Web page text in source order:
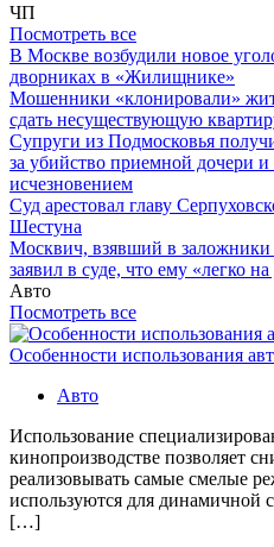
ЧП
Посмотреть все
В Москве возбудили новое
дворниках в «Жилищнике»
Мошенники «клонировали»
сдать несуществующую
Супруги из Подмосковья
за убийство приемной дочери и
исчезновением
Суд арестовал главу
Шестуна
Москвич, взявший в
заявил в суде, что ему «легко
Авто
Посмотреть все
Особенности использования
Авто
Использование
кинопроизводстве позволяет
реализовывать самые смелые
используются для динамичной
[…]